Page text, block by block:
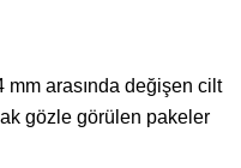
mm arasında değişen cilt
gözle görülen pakeler